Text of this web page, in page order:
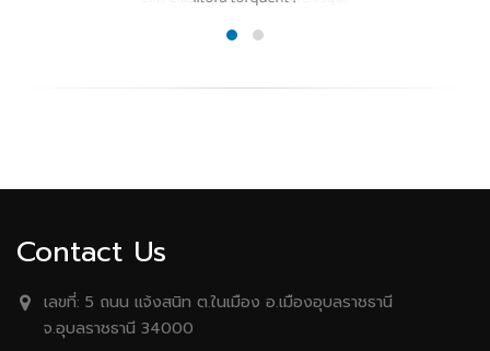
Contact Us
เลขที่: 5 ถนน เเจ้งสนิท ต.ในเมือง อ.เมืองอุบลราชธานี
จ.อุบลราชธานี 34000